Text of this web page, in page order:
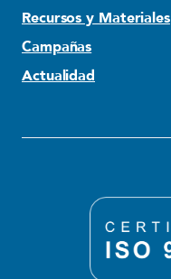
Recursos y Materiales
Campañas
Actualidad